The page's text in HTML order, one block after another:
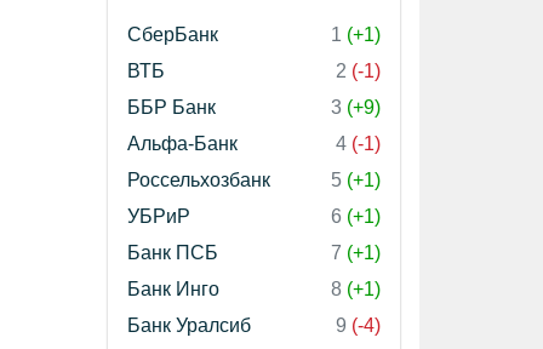
СберБанк 1 (+1)
ВТБ
2 (-1)
ББР Банк
3 (+9)
Альфа-Банк
4 (-1)
Россельхозбанк
5 (+1)
УБРиР
6 (+1)
Банк ПСБ
7 (+1)
Банк Инго
8 (+1)
Банк Уралсиб
9 (-4)